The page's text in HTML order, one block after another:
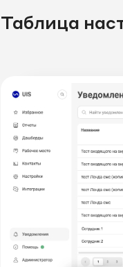
Таблица